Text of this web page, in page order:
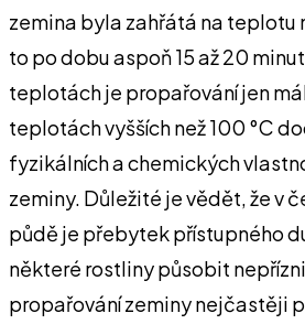
zemina byla zahřátá na teplotu
to po dobu aspoň 15 až 20
teplotách je propařování jen
teplotách vyšších než 100 °C
fyzikálních a chemických
zeminy. Důležité je vědět, že v
půdě je přebytek přístupného
některé rostliny působit
propařování zeminy nejčastěji